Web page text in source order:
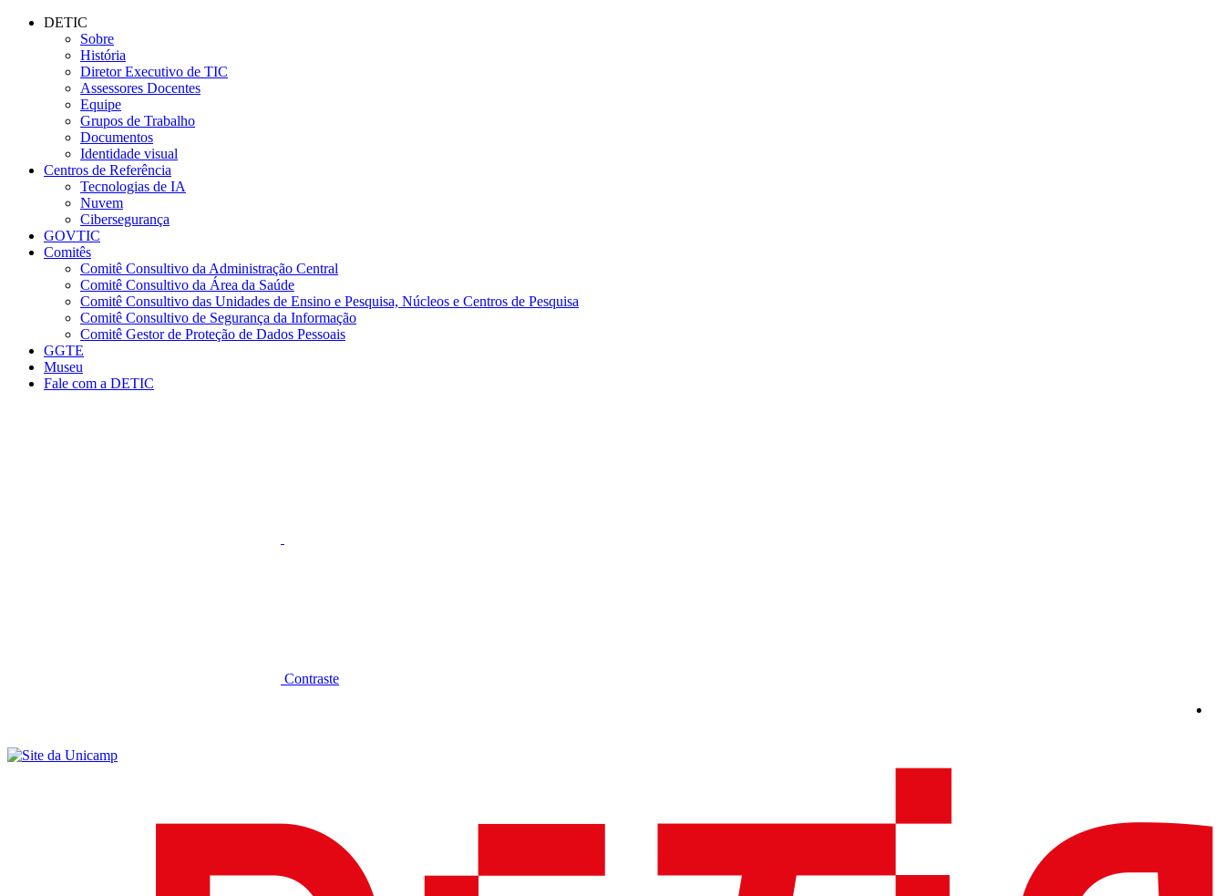
Conteúdo principal
DETIC
Sobre
História
Diretor Executivo de TIC
Assessores Docentes
Equipe
Grupos de Trabalho
Documentos
Identidade visual
Centros de Referência
Tecnologias de IA
Nuvem
Cibersegurança
GOVTIC
Comitês
Comitê Consultivo da Administração Central
Comitê Consultivo da Área da Saúde
Comitê Consultivo das Unidades de Ensino e Pesquisa, Núcleos e Centros de Pesquisa
Comitê Consultivo de Segurança da Informação
Comitê Gestor de Proteção de Dados Pessoais
GGTE
Museu
Fale com a DETIC
Contraste